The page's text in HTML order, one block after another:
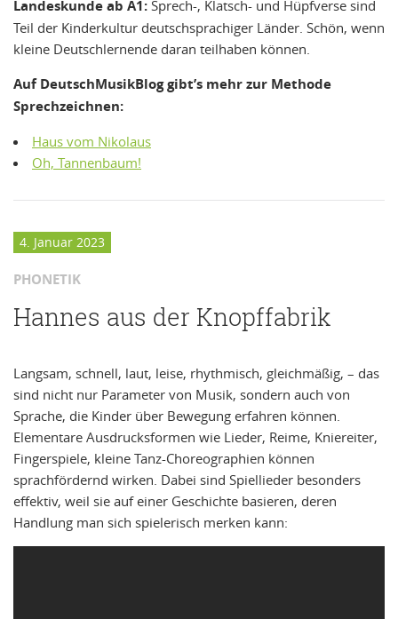
Landeskunde ab A1: Sprech-, Klatsch- und Hüpfverse sind
Teil der Kinderkultur deutschsprachiger Länder. Schön, wenn
kleine Deutschlernende daran teilhaben können.
Auf DeutschMusikBlog gibt’s mehr zur Methode
Sprechzeichnen:
Haus vom Nikolaus
Oh, Tannenbaum!
4. Januar 2023
PHONETIK
Hannes aus der Knopffabrik
Langsam, schnell, laut, leise, rhythmisch, gleichmäßig, – das
sind nicht nur Parameter von Musik, sondern auch von
Sprache, die Kinder über Bewegung erfahren können.
Elementare Ausdrucksformen wie Lieder, Reime, Kniereiter,
Fingerspiele, kleine Tanz-Choreographien können
sprachfördernd wirken. Dabei sind Spiellieder besonders
effektiv, weil sie auf einer Geschichte basieren, deren
Handlung man sich spielerisch merken kann: